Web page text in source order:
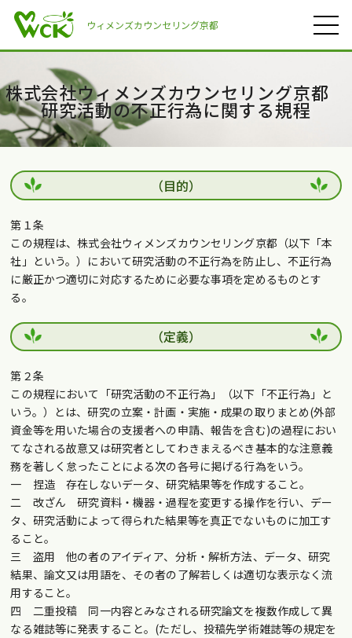
ウィメンズカウンセリング京都
株式会社ウィメンズカウンセリング京都
研究活動の不正行為に関する規程
（目的）
第１条
この規程は、株式会社ウィメンズカウンセリング京都（以下「本
社」という。）において研究活動の不正行為を防止し、不正行為
に厳正かつ適切に対応するために必要な事項を定めるものとす
る。
（定義）
第２条
この規程において「研究活動の不正行為」（以下「不正行為」と
いう。）とは、研究の立案・計画・実施・成果の取りまとめ(外部
資金等を用いた場合の支援者への申請、報告を含む)の過程におい
てなされる故意又は研究者としてわきまえるべき基本的な注意義
務を著しく怠ったことによる次の各号に掲げる行為をいう。
一 捏造 存在しないデータ、研究結果等を作成すること。
二 改ざん 研究資料・機器・過程を変更する操作を行い、デー
タ、研究活動によって得られた結果等を真正でないものに加工す
ること。
三 盗用 他の者のアイディア、分析・解析方法、データ、研究
結果、論文又は用語を、その者の了解若しくは適切な表示なく流
用すること。
四 二重投稿 同一内容とみなされる研究論文を複数作成して異
なる雑誌等に発表すること。(ただし、投稿先学術雑誌等の規定を